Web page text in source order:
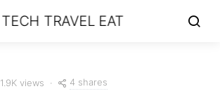
TECH TRAVEL EAT
1.9K views 4 shares